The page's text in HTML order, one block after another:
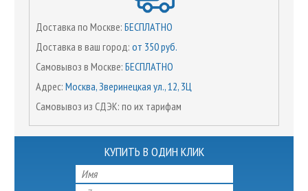
Доставка по Москве: БЕСПЛАТНО
Доставка в ваш город: от 350 руб.
Самовывоз в Москве: БЕСПЛАТНО
Адрес: Москва, Зверинецкая ул., 12, 3Ц
Самовывоз из СДЭК: по их тарифам
КУПИТЬ В ОДИН КЛИК